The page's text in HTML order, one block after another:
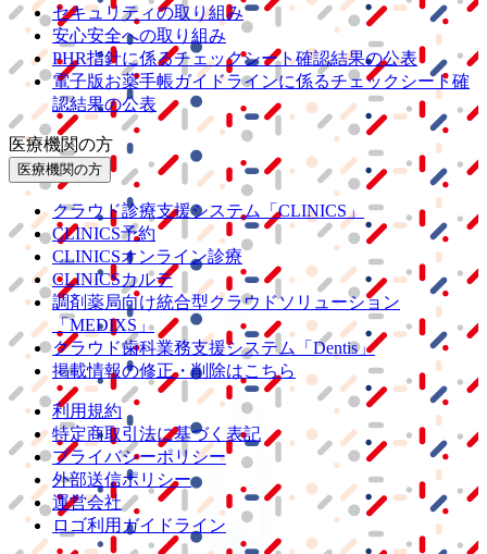
セキュリティの取り組み
安心安全への取り組み
PHR指針に係るチェックシート確認結果の公表
電子版お薬手帳ガイドラインに係るチェックシート確
認結果の公表
医療機関の方
医療機関の方
クラウド診療支援システム
「CLINICS」
CLINICS予約
CLINICSオンライン診療
CLINICSカルテ
調剤薬局向け統合型クラウドソリューション
「MEDIXS」
クラウド歯科業務支援システム
「Dentis」
掲載情報の修正・削除はこちら
利用規約
特定商取引法に基づく表記
プライバシーポリシー
外部送信ポリシー
運営会社
ロゴ利用ガイドライン